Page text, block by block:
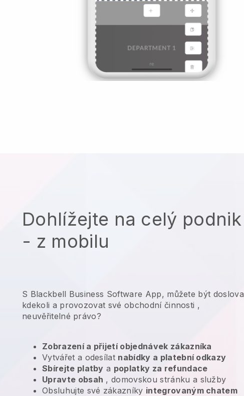
Dohlížejte na celý podnik
- z mobilu
S Blackbell Business Software App, můžete být doslova
kdekoli a provozovat své obchodní činnosti ,
neuvěřitelné právo?
Zobrazení a přijetí objednávek zákazníka
Vytvářet a odesílat nabídky a platební odkazy
Sbírejte platby a poplatky za refundace
Upravte obsah , domovskou stránku a služby
Obsluhujte své zákazníky integrovaným chatem